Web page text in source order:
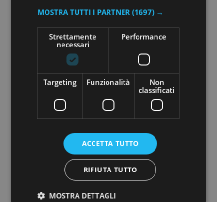
Scialle Stampato Pucci Verdone
MOSTRA TUTTI I PARTNER (1697) →
Strettamente
necessari
Performance
Targeting Funzionalità
Non
classificati
ACCETTA TUTTO
RIFIUTA TUTTO
MOSTRA DETTAGLI